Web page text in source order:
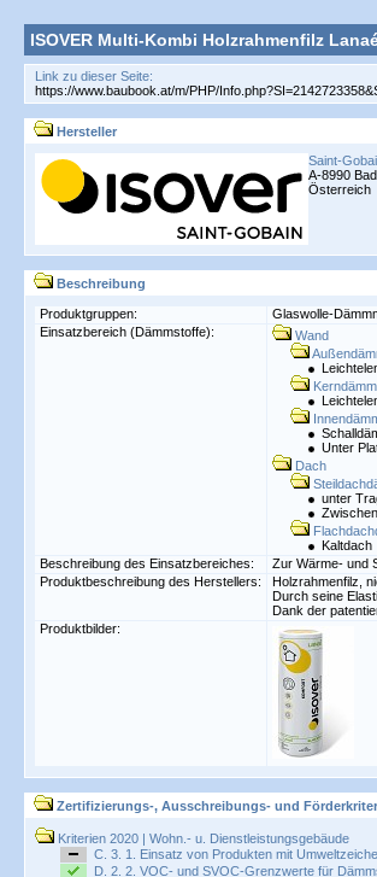
ISOVER Multi-Kombi Holzrahmenfilz
Link zu dieser Seite:
Hersteller
Saint-
A-8990
Österreich
Beschreibung
Produktgruppen:
Glaswolle-
Einsatzbereich (Dämmstoffe):
Wand
Unter
Dach
unter
Kaltdach
Beschreibung des Einsatzbereiches:
Zur Wärme- und
Produktbeschreibung des Herstellers:
Holzrahmenfilz,
Durch seine
Dank der
Produktbilder:
Zertifizierungs-, Ausschreibungs- und
Kriterien 2020 | Wohn.- u. Dienstleistungsgebäude
C. 3. 1. Einsatz von Produkten mit
D. 2. 2. VOC- und SVOC-Grenzwerte für